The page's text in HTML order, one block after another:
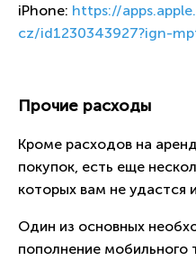
iPhone: https://
cz/id1230343927?ign-
Прочие расходы
Кроме расходов на
покупок, есть еще
которых вам не удастся
Один из основных
пополнение мобильного